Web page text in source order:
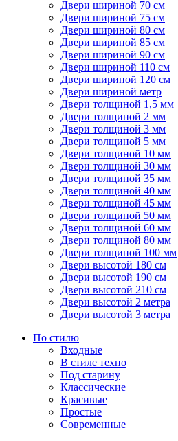
Двери шириной 70 см
Двери шириной 75 см
Двери шириной 80 см
Двери шириной 85 см
Двери шириной 90 см
Двери шириной 110 см
Двери шириной 120 см
Двери шириной метр
Двери толщиной 1,5 мм
Двери толщиной 2 мм
Двери толщиной 3 мм
Двери толщиной 5 мм
Двери толщиной 10 мм
Двери толщиной 30 мм
Двери толщиной 35 мм
Двери толщиной 40 мм
Двери толщиной 45 мм
Двери толщиной 50 мм
Двери толщиной 60 мм
Двери толщиной 80 мм
Двери толщиной 100 мм
Двери высотой 180 см
Двери высотой 190 см
Двери высотой 210 см
Двери высотой 2 метра
Двери высотой 3 метра
По стилю
Входные
В стиле техно
Под старину
Классические
Красивые
Простые
Современные